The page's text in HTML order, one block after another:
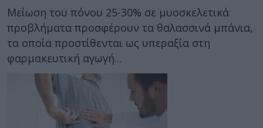
Μείωση του πόνου 25-30% σε μυοσκελετικά
προβλήματα προσφέρουν τα θαλασσινά μπάνια,
τα οποία προστίθενται ως υπεραξία στη
φαρμακευτική αγωγή...